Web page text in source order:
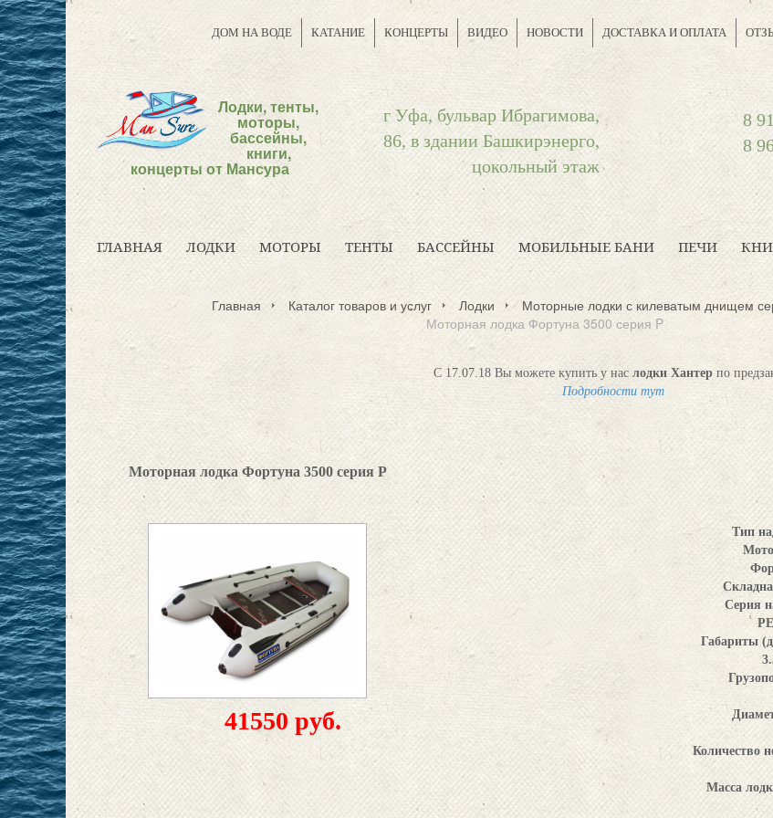
ДОМ НА ВОДЕ КАТАНИЕ КОНЦЕРТЫ ВИДЕО НОВОСТИ ДОСТАВКА И ОПЛАТА
Лодки, тенты,
моторы,
бассейны,
книги,
концерты от Мансура
г Уфа, бульвар Ибрагимова,
86, в здании Башкирэнерго,
цокольный этаж
8
8
ГЛАВНАЯ ЛОДКИ МОТОРЫ ТЕНТЫ БАССЕЙНЫ МОБИЛЬНЫЕ БАНИ ПЕЧИ
Главная Каталог товаров и услуг Лодки
Моторные лодки с килеватым днищем
Моторная лодка Фортуна 3500 серия P
С 17.07.18 Вы можете купить у нас лодки Хантер по
Подробности тут
Моторная лодка Фортуна 3500 серия P
41550 руб.
Тип
Серия
Габариты
Количество
Масса